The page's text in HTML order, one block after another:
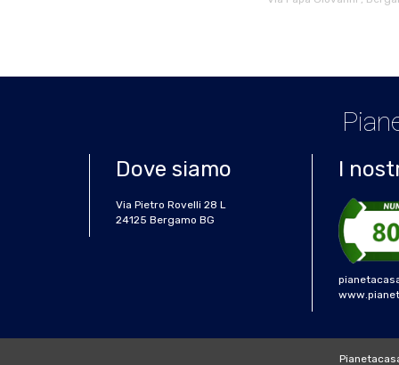
Dove siamo
Via Pietro Rovelli 28 L
24125 Bergamo BG
I